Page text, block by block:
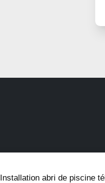
Installation abri de piscine